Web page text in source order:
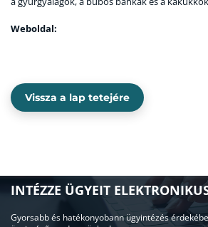
Weboldal:
Vissza a lap tetejére
INTÉZZE ÜGYEIT
Gyorsabb és hatékonyobann ügyintézés